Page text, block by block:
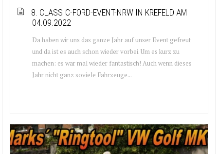
8. CLASSIC-FORD-EVENT-NRW IN KREFELD AM
04.09.2022
Da haben wir uns das ganze Jahr auf unser Event gefreut
und da ist es auch schon wieder vorbei. Um es kurz zu
machen: es war mal wieder fantastisch! Auch wenn dieses
Jahr nicht ganz soviele Fahrzeuge...